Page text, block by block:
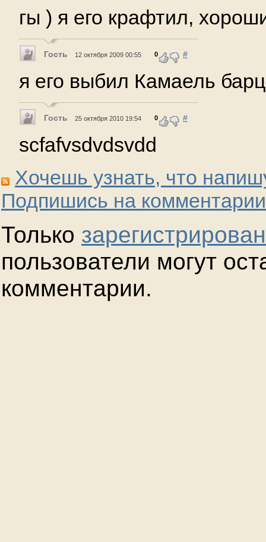
гы ) я его крафтил,
Гость 12 октября 2009 00:55 0 #
я его выбил Камаель
Гость 25 октября 2010 19:54 0 #
scfafvsdvdsvdd
Хочешь узнать, что
Подпишись на
Только
пользователи могут
комментарии.